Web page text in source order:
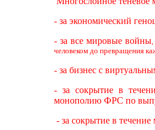
- за экономический
- за все мировые войны,
человеком до превращения
- за бизнес с
- за сокрытие в
монополию ФРС по
- за сокрытие в